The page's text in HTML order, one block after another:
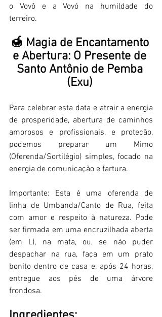
o Vovô e a Vovó na humildade do
terreiro.
🍯 Magia de Encantamento
e Abertura: O Presente de
Santo Antônio de Pemba
(Exu)
Para celebrar esta data e atrair a energia
de prosperidade, abertura de caminhos
amorosos e profissionais, e proteção,
podemos preparar um Mimo
(Oferenda/Sortilégio) simples, focado na
energia de comunicação e fartura.
Importante: Esta é uma oferenda de
linha de Umbanda/Canto de Rua, feita
com amor e respeito à natureza. Pode
ser firmada em uma encruzilhada aberta
(em L), na mata, ou, se não puder
despachar na rua, faça em um prato
bonito dentro de casa e, após 24 horas,
entregue aos pés de uma árvore
frondosa.